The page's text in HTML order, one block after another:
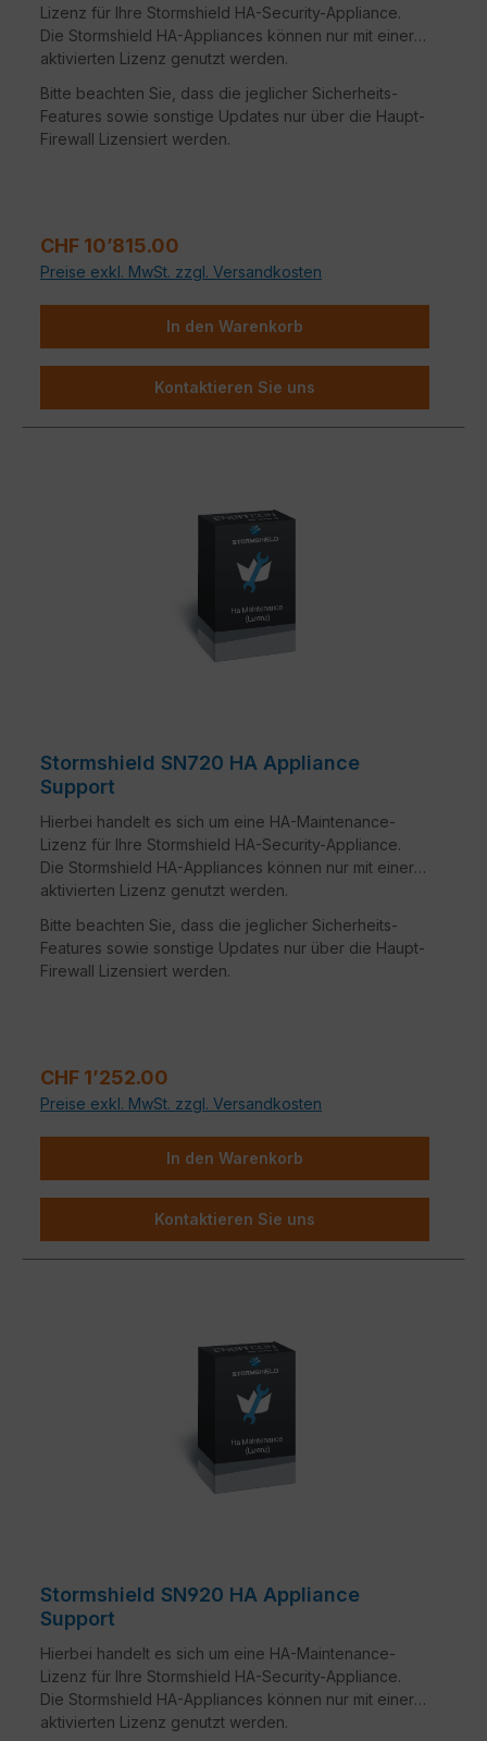
Lizenz für Ihre Stormshield HA-Security-Appliance.
Die Stormshield HA-Appliances können nur mit einer
aktivierten Lizenz genutzt werden.
Bitte beachten Sie, dass die jeglicher Sicherheits-
Features sowie sonstige Updates nur über die Haupt-
Firewall Lizensiert werden.
Regulärer Preis:
CHF 10’815.00
Preise exkl. MwSt. zzgl. Versandkosten
In den Warenkorb
Kontaktieren Sie uns
Stormshield SN720 HA Appliance
Support
Hierbei handelt es sich um eine HA-Maintenance-
Lizenz für Ihre Stormshield HA-Security-Appliance.
Die Stormshield HA-Appliances können nur mit einer
aktivierten Lizenz genutzt werden.
Bitte beachten Sie, dass die jeglicher Sicherheits-
Features sowie sonstige Updates nur über die Haupt-
Firewall Lizensiert werden.
Regulärer Preis:
CHF 1’252.00
Preise exkl. MwSt. zzgl. Versandkosten
In den Warenkorb
Kontaktieren Sie uns
Stormshield SN920 HA Appliance
Support
Hierbei handelt es sich um eine HA-Maintenance-
Lizenz für Ihre Stormshield HA-Security-Appliance.
Die Stormshield HA-Appliances können nur mit einer
aktivierten Lizenz genutzt werden.